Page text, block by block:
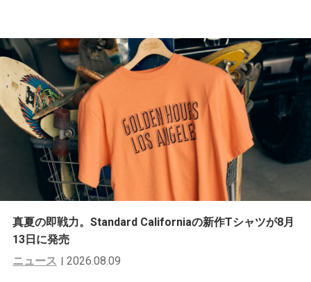
真夏の即戦力。Standard Californiaの新作Tシャツが8月
13日に発売
ニュース
2026.08.09